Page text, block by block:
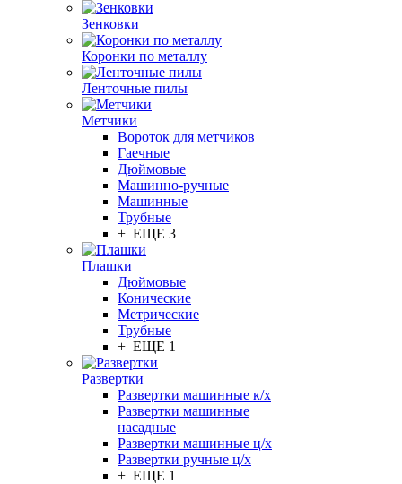
Зенковки
Коронки по металлу
Ленточные пилы
Метчики
Вороток для метчиков
Гаечные
Дюймовые
Машинно-ручные
Машинные
Трубные
+ ЕЩЕ 3
Плашки
Дюймовые
Конические
Метрические
Трубные
+ ЕЩЕ 1
Развертки
Развертки машинные к/х
Развертки машинные
насадные
Развертки машинные ц/х
Развертки ручные ц/х
+ ЕЩЕ 1